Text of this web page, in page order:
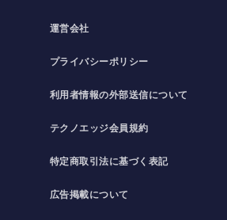
運営会社
プライバシーポリシー
利用者情報の外部送信について
テクノエッジ会員規約
特定商取引法に基づく表記
広告掲載について